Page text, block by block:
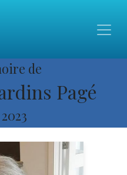
de
Pagé
2023